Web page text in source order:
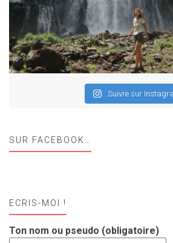
Suivre sur
SUR FACEBOOK…
ECRIS-MOI !
Ton nom ou pseudo (obligatoire)